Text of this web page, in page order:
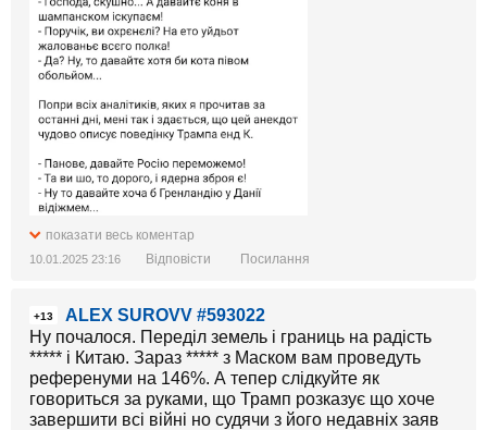
показати весь коментар
10.01.2025 23:16 Відповісти Посилання
+13
ALEX SUROVV #593022
Ну почалося. Переділ земель і границь на радість
***** і Китаю. Зараз ***** з Маском вам проведуть
референуми на 146%. А тепер слідкуйте як
говориться за руками, що Трамп розказує що хоче
завершити всі війні но судячи з його недавніх заяв